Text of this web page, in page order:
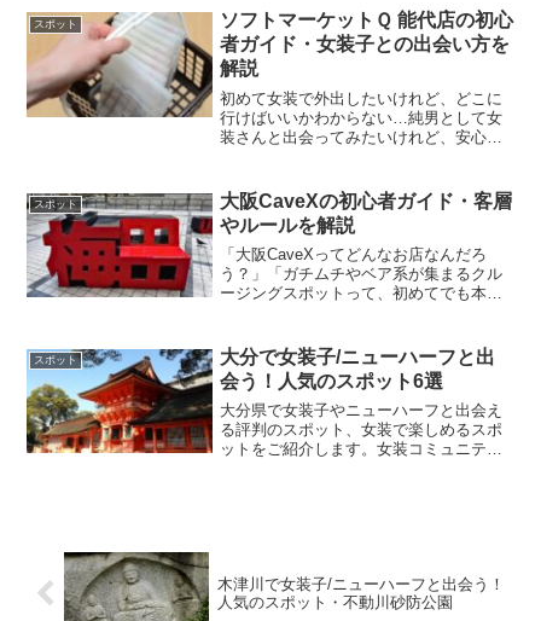
スポットをまとめています。1.金太郎 日
暮里店※画像はイメー...
スポット
ソフトマーケットＱ 能代店の初心
者ガイド・女装子との出会い方を
解説
初めて女装で外出したいけれど、どこに
行けばいいかわからない…純男として女
装さんと出会ってみたいけれど、安心で
ケットＱ 能代店」を初心者向けにわかり
やすく紹介します。ここ...
スポット
大阪CaveXの初心者ガイド・客層
やルールを解説
「大阪CaveXってどんなお店なんだろ
う？」「ガチムチやベア系が集まるクル
ージングスポットって、初めてでも本当
も多いのではないでしょうか。このガイ
ドでは、2025年1月...
スポット
大分で女装子/ニューハーフと出
会う！人気のスポット6選
大分県で女装子やニューハーフと出会え
る評判のスポット、女装で楽しめるスポ
ットをご紹介します。女装コミュニティ
木津川で女装子/ニューハーフと出会う！
人気のスポット・不動川砂防公園